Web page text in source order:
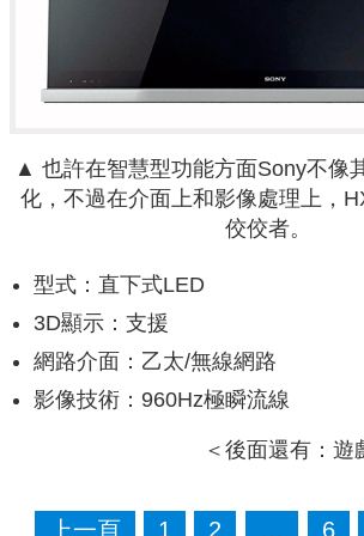
▲ 也許在智慧型功能方面Sony不像
化，不過在介面上和影像處理上，
佼佼者。
型式：直下式LED
3D顯示：支援
網路介面：乙太/無線網路
影像技術：960Hz極瞬流線
＜後面還有：遊
上一頁 1 2 … 6